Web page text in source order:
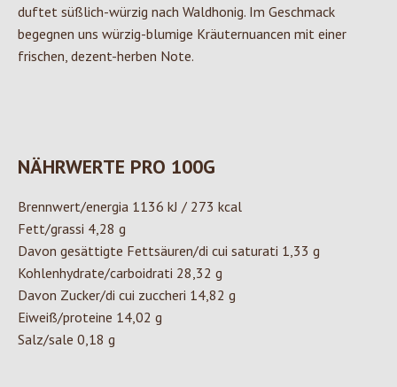
duftet süßlich-würzig nach Waldhonig. Im Geschmack
begegnen uns würzig-blumige Kräuternuancen mit einer
frischen, dezent-herben Note.
NÄHRWERTE PRO 100G
Brennwert/energia 1136 kJ / 273 kcal
Fett/grassi 4,28 g
Davon gesättigte Fettsäuren/di cui saturati 1,33 g
Kohlenhydrate/carboidrati 28,32 g
Davon Zucker/di cui zuccheri 14,82 g
Eiweiß/proteine 14,02 g
Salz/sale 0,18 g